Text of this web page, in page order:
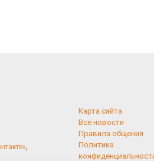
,
Карта сайта
Все новости
Правила общения
Политика